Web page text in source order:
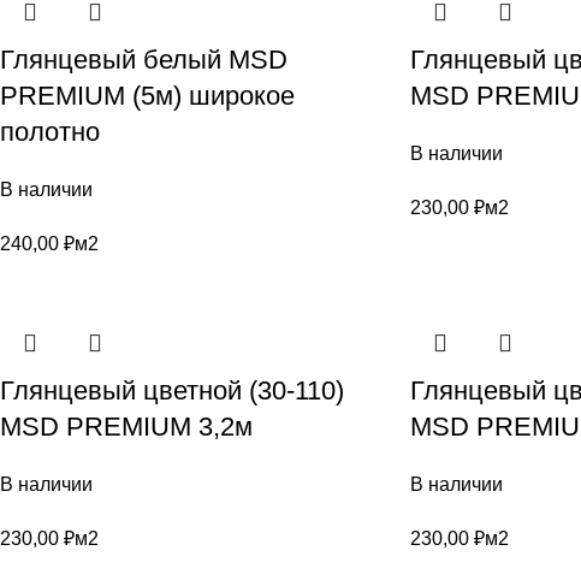
Глянцевый белый MSD
PREMIUM (5м) широкое
полотно
В наличии
240,00 ₽м2
Глянцевый
MSD
В наличии
230,00 ₽м2
Глянцевый цветной (30-110)
MSD PREMIUM 3,2м
В наличии
230,00 ₽м2
Глянцевый
MSD
В наличии
230,00 ₽м2